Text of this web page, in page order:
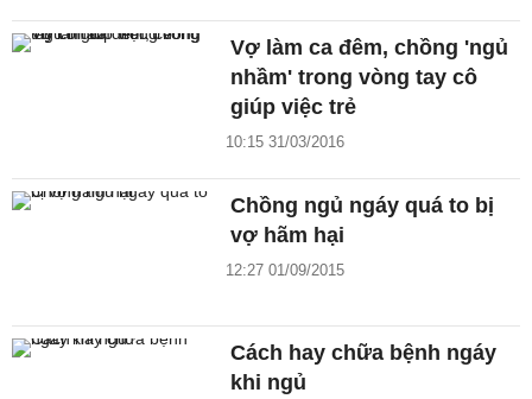
Vợ làm ca đêm, chồng 'ngủ
nhầm' trong vòng tay cô
giúp việc trẻ
10:15 31/03/2016
Chồng ngủ ngáy quá to bị
vợ hãm hại
12:27 01/09/2015
Cách hay chữa bệnh ngáy
khi ngủ